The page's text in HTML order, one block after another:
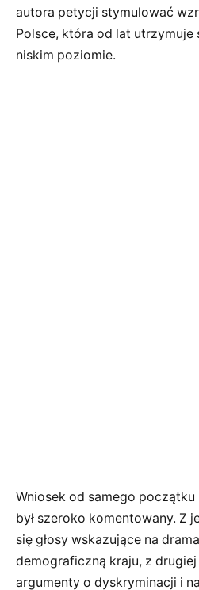
autora petycji stymulować
Polsce, która od lat utrzymuje
niskim poziomie.
Wniosek od samego początku
był szeroko komentowany. Z
się głosy wskazujące na
demograficzną kraju, z
argumenty o dyskryminacji i